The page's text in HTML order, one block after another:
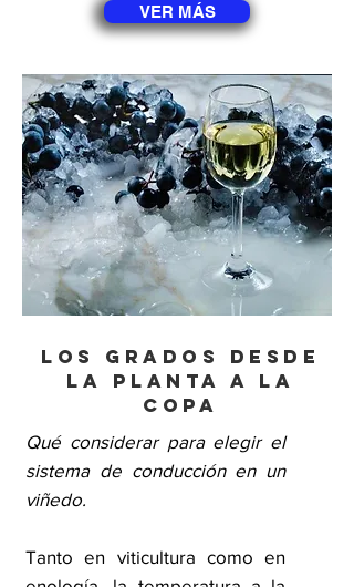
VER MÁS
Los grados desde
la planta a la
copa
Qué considerar para elegir el
sistema de conducción en un
viñedo.
Tanto en viticultura como en